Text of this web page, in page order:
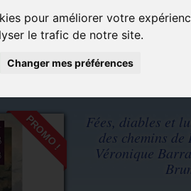
pour améliorer votre
le trafic de notre site.
Changer mes préférences
et
Objets déco et
cadeaux
originaux
Terre de Brume
PROMO !
Fées, diables et
des chemins
Véronique